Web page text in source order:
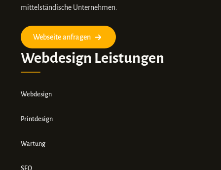
mittelständische Unternehmen.
Webseite anfragen
Webdesign Leistungen
Webdesign
Printdesign
Wartung